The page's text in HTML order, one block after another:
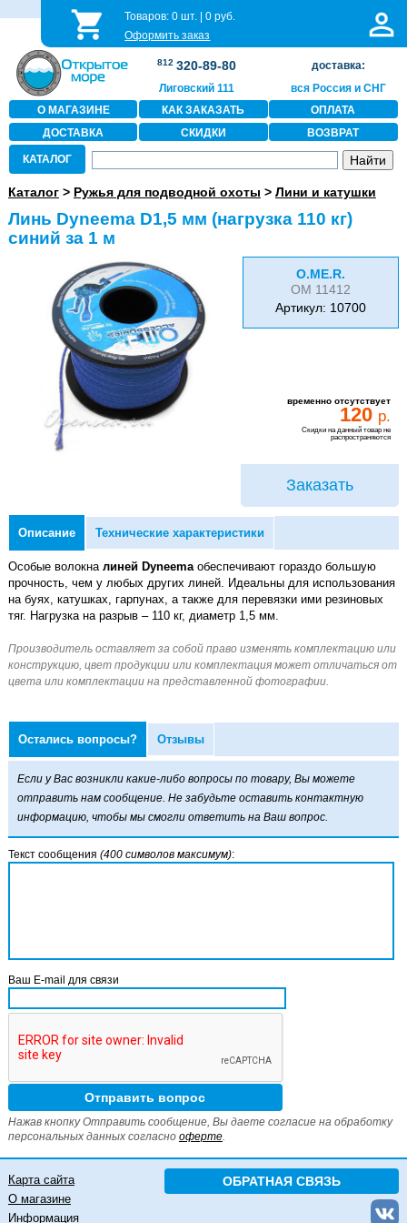
Товаров:0 шт. |0 руб.
Оформить заказ
812 320-89-80
Лиговский 111
доставка:
вся Россия и СНГ
О МАГАЗИНЕ
КАК ЗАКАЗАТЬ
ОПЛАТА
ДОСТАВКА
СКИДКИ ВОЗВРАТ
КАТАЛОГ
Каталог> Ружья для подводной охоты > Лини и катушки
Линь Dyneema D1,5 мм (нагрузка 110 кг)
синий за 1 м
O.ME.R.
OM 11412
Артикул: 10700
временно отсутствует
120 р.
Скидки на данный товар не
распространяются
Заказать
Описание Технические характеристики
Особые волокна линей Dyneema обеспечивают гораздо большую
прочность, чем у любых других линей. Идеальны для использования
на буях, катушках, гарпунах, а также для перевязки ими резиновых
тяг. Нагрузка на разрыв – 110 кг, диаметр 1,5 мм.
Остались вопросы? Отзывы
Если у Вас возникли какие-либо вопросы по товару, Вы можете
отправить нам сообщение. Не забудьте оставить контактную
информацию, чтобы мы смогли ответить на Ваш вопрос.
Текст сообщения (400 символов максимум):
Ваш E-mail для связи
Нажав кнопку Отправить сообщение, Вы даете согласие на обработку
персональных данных согласно оферте.
ОБРАТНАЯ СВЯЗЬ
Карта сайта
О магазине
Информация